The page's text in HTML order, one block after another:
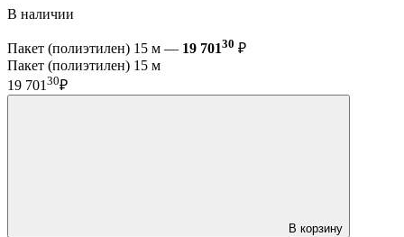
В наличии
Пакет (полиэтилен) 15 м — 19 70130 ₽
Пакет (полиэтилен) 15 м
19 701 30₽
В корзину